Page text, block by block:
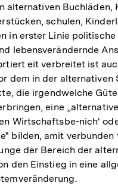
alternativen Buchläden,
schulen,
in erster Linie politische
lebensverändernde
eit verbreitet ist
dem in der alternativen
die irgendwelche
eine
Wirtschaftsbe-nich‘
bilden, amit
der Bereich der
den Einstieg in eine